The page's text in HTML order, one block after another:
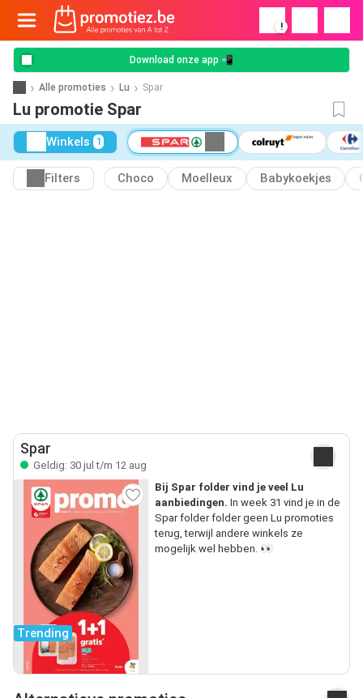
!
Download onze app 📲
Alle promoties Lu Spar
Lu promotie Spar
Winkels 1
Filters Choco Moelleux Babykoekjes
Spar
Geldig: 30 jul t/m 12 aug
Trending
Bij Spar folder vind je veel Lu
aanbiedingen. In week 31 vind je in de
Spar folder folder geen Lu promoties
terug, terwijl andere winkels ze
mogelijk wel hebben. 👀